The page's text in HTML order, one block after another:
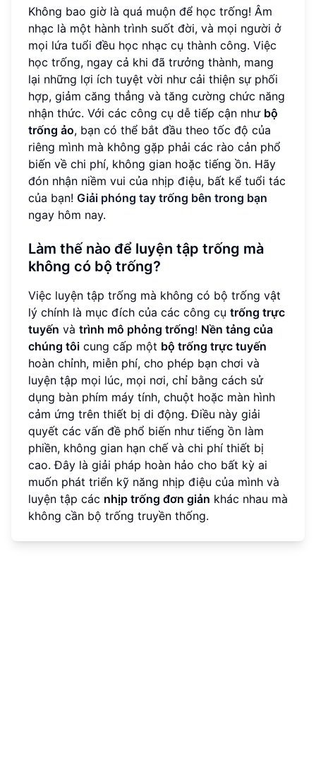
Không bao giờ là quá muộn để học trống! Âm
nhạc là một hành trình suốt đời, và mọi người ở
mọi lứa tuổi đều học nhạc cụ thành công. Việc
học trống, ngay cả khi đã trưởng thành, mang
lại những lợi ích tuyệt vời như cải thiện sự phối
hợp, giảm căng thẳng và tăng cường chức năng
nhận thức. Với các công cụ dễ tiếp cận như bộ
trống ảo, bạn có thể bắt đầu theo tốc độ của
riêng mình mà không gặp phải các rào cản phổ
biến về chi phí, không gian hoặc tiếng ồn. Hãy
đón nhận niềm vui của nhịp điệu, bất kể tuổi tác
của bạn! Giải phóng tay trống bên trong bạn
ngay hôm nay.
Làm thế nào để luyện tập trống mà
không có bộ trống?
Việc luyện tập trống mà không có bộ trống vật
lý chính là mục đích của các công cụ trống trực
tuyến và trình mô phỏng trống! Nền tảng của
chúng tôi cung cấp một bộ trống trực tuyến
hoàn chỉnh, miễn phí, cho phép bạn chơi và
luyện tập mọi lúc, mọi nơi, chỉ bằng cách sử
dụng bàn phím máy tính, chuột hoặc màn hình
cảm ứng trên thiết bị di động. Điều này giải
quyết các vấn đề phổ biến như tiếng ồn làm
phiền, không gian hạn chế và chi phí thiết bị
cao. Đây là giải pháp hoàn hảo cho bất kỳ ai
muốn phát triển kỹ năng nhịp điệu của mình và
luyện tập các nhịp trống đơn giản khác nhau mà
không cần bộ trống truyền thống.